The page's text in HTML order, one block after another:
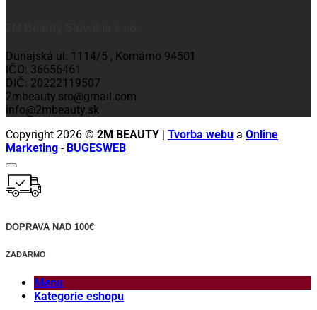
Dunajská ul. 1114/5 , Komárno 94501
IČO: 36656461
DIČ: 20222119507
2mbeauty.sro@gmail.com
info@2mbeauty.sk
Copyright 2026 © 2M BEAUTY | Tvorba webu a Online
Marketing - BUGESWEB
DOPRAVA NAD 100€
ZADARMO
Menu
Kategorie eshopu